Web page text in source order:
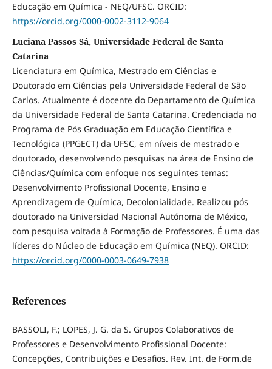
Educação em Química - NEQ/UFSC. ORCID:
https://orcid.org/0000-0002-3112-9064
Luciana Passos Sá, Universidade Federal de Santa
Catarina
Licenciatura em Química, Mestrado em Ciências e
Doutorado em Ciências pela Universidade Federal de São
Carlos. Atualmente é docente do Departamento de Química
da Universidade Federal de Santa Catarina. Credenciada no
Programa de Pós Graduação em Educação Científica e
Tecnológica (PPGECT) da UFSC, em níveis de mestrado e
doutorado, desenvolvendo pesquisas na área de Ensino de
Ciências/Química com enfoque nos seguintes temas:
Desenvolvimento Profissional Docente, Ensino e
Aprendizagem de Química, Decolonialidade. Realizou pós
doutorado na Universidad Nacional Autónoma de México,
com pesquisa voltada à Formação de Professores. É uma das
líderes do Núcleo de Educação em Química (NEQ). ORCID:
https://orcid.org/0000-0003-0649-7938
References
BASSOLI, F.; LOPES, J. G. da S. Grupos Colaborativos de
Professores e Desenvolvimento Profissional Docente:
Concepções, Contribuições e Desafios. Rev. Int. de Form.de